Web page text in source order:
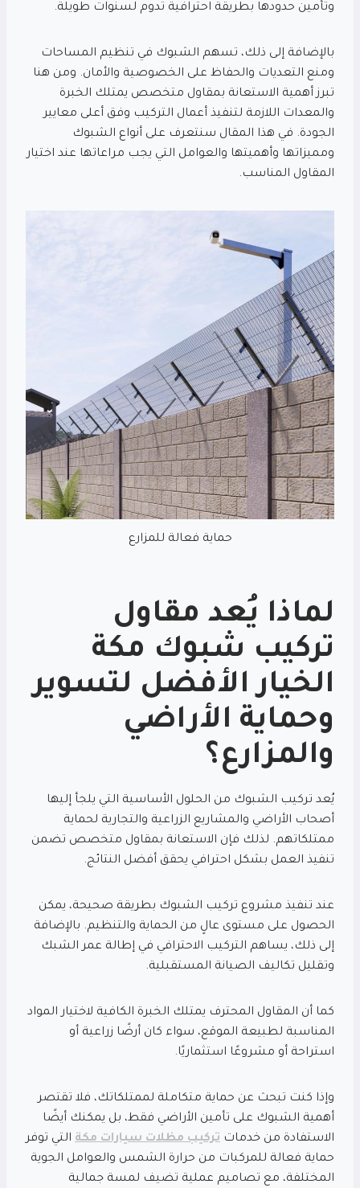
وتأمين حدودها بطريقة احترافية تدوم لسنوات طويلة.
بالإضافة إلى ذلك، تسهم الشبوك في تنظيم المساحات
ومنع التعديات والحفاظ على الخصوصية والأمان. ومن هنا
تبرز أهمية الاستعانة بمقاول متخصص يمتلك الخبرة
والمعدات اللازمة لتنفيذ أعمال التركيب وفق أعلى معايير
الجودة. في هذا المقال سنتعرف على أنواع الشبوك
ومميزاتها وأهميتها والعوامل التي يجب مراعاتها عند اختيار
المقاول المناسب.
حماية فعالة للمزارع
لماذا يُعد مقاول
تركيب شبوك مكة
الخيار الأفضل لتسوير
وحماية الأراضي
والمزارع؟
يُعد تركيب الشبوك من الحلول الأساسية التي يلجأ إليها
أصحاب الأراضي والمشاريع الزراعية والتجارية لحماية
ممتلكاتهم. لذلك فإن الاستعانة بمقاول متخصص تضمن
تنفيذ العمل بشكل احترافي يحقق أفضل النتائج.
عند تنفيذ مشروع تركيب الشبوك بطريقة صحيحة، يمكن
الحصول على مستوى عالٍ من الحماية والتنظيم. بالإضافة
إلى ذلك، يساهم التركيب الاحترافي في إطالة عمر الشبك
وتقليل تكاليف الصيانة المستقبلية.
كما أن المقاول المحترف يمتلك الخبرة الكافية لاختيار المواد
المناسبة لطبيعة الموقع، سواء كان أرضًا زراعية أو
استراحة أو مشروعًا استثماريًا.
وإذا كنت تبحث عن حماية متكاملة لممتلكاتك، فلا تقتصر
أهمية الشبوك على تأمين الأراضي فقط، بل يمكنك أيضًا
الاستفادة من خدمات تركيب مظلات سيارات مكة التي توفر
حماية فعالة للمركبات من حرارة الشمس والعوامل الجوية
المختلفة، مع تصاميم عملية تضيف لمسة جمالية